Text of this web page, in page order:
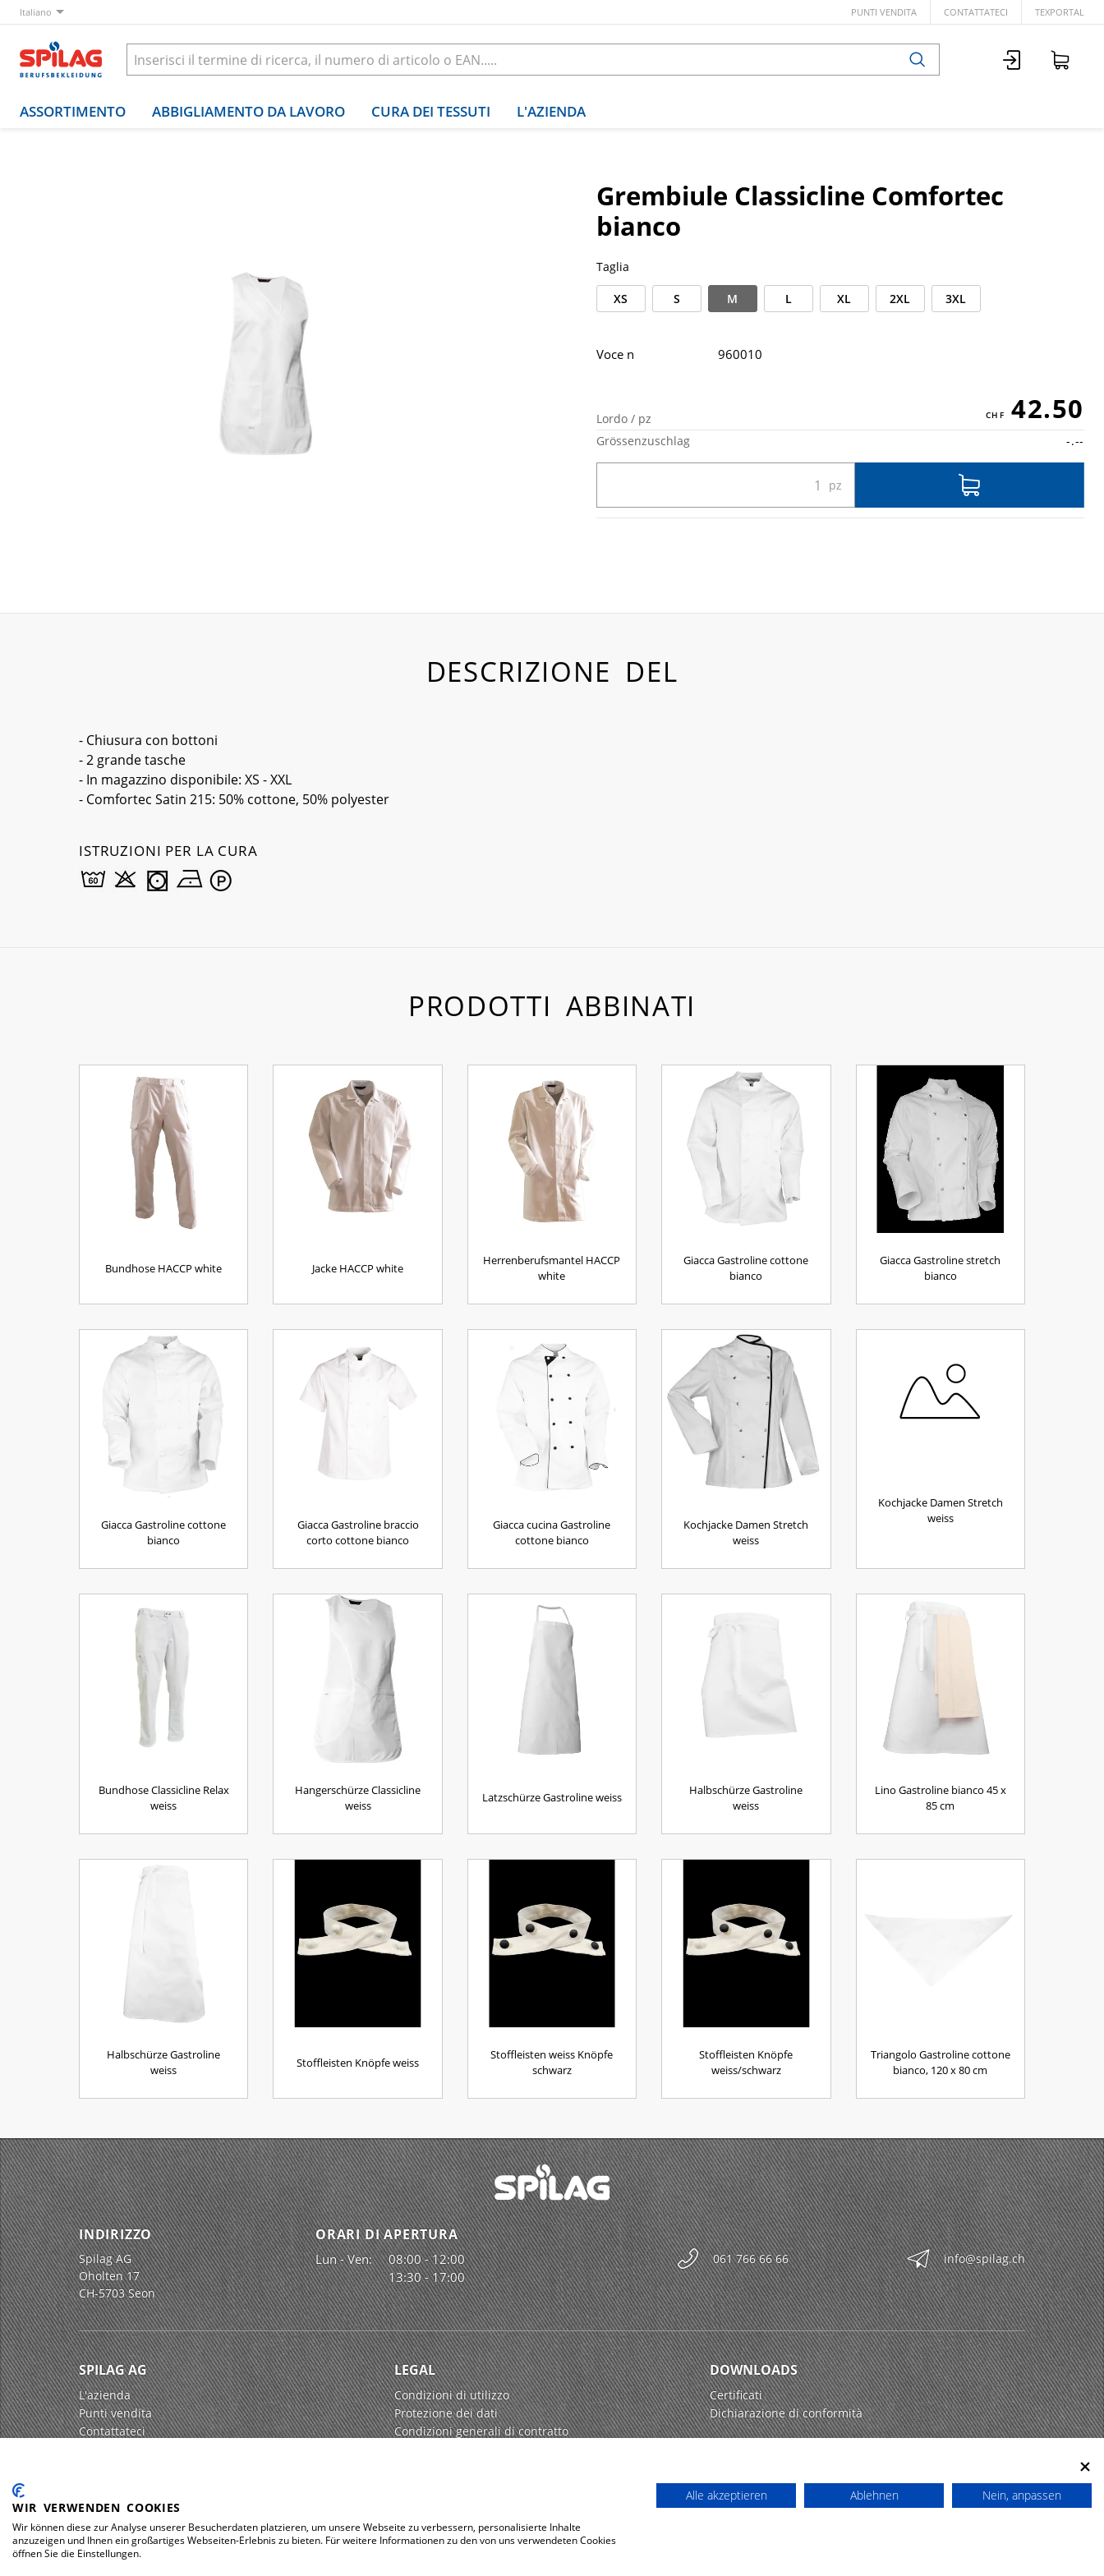
Italiano PUNTI VENDITA CONTATTATECI TEXPORTAL
ASSORTIMENTO ABBIGLIAMENTO DA LAVORO CURA DEI TESSUTI L'AZIENDA
Grembiule Classicline Comfortec
bianco
Taglia
XS S M L XL 2XL 3XL
Lordo / pz 42.50
Grössenzuschlag -.--
Voce n 960010
DESCRIZIONE DEL
- Chiusura con bottoni
- 2 grande tasche
- In magazzino disponibile: XS - XXL
- Comfortec Satin 215: 50% cottone, 50% polyester
ISTRUZIONI PER LA CURA
PRODOTTI ABBINATI
Bundhose HACCP white Jacke HACCP white
Herrenberufsmantel HACCP
white
Giacca Gastroline cottone
bianco
Giacca Gastroline stretch
bianco
Giacca Gastroline cottone
bianco
Giacca Gastroline braccio
corto cottone bianco
Giacca cucina Gastroline
cottone bianco
Kochjacke Damen Stretch
weiss
Kochjacke Damen Stretch
weiss
Bundhose Classicline Relax
weiss
Hangerschürze Classicline
weiss
Latzschürze Gastroline weiss
Halbschürze Gastroline
weiss
Lino Gastroline bianco 45 x
85 cm
Halbschürze Gastroline
weiss
Stoffleisten Knöpfe weiss
Stoffleisten weiss Knöpfe
schwarz
Stoffleisten Knöpfe
weiss/schwarz
Triangolo Gastroline cottone
bianco, 120 x 80 cm
INDIRIZZO
Spilag AG
Oholten 17
CH-5703 Seon
ORARI DI APERTURA
Lun - Ven:
08:00 - 12:00
13:30 - 17:00
061 766 66 66 info@spilag.ch
SPILAG AG
L'azienda
Punti vendita
Contattateci
LEGAL
Condizioni di utilizzo
Protezione dei dati
Condizioni generali di contratto
DOWNLOADS
Certificati
Dichiarazione di conformità
Impressum Protezione dei dati
© 2026 Spilag AG
WIR VERWENDEN COOKIES
Wir können diese zur Analyse unserer Besucherdaten platzieren, um unsere Webseite zu verbessern, personalisierte Inhalte
anzuzeigen und Ihnen ein großartiges Webseiten-Erlebnis zu bieten. Für weitere Informationen zu den von uns verwendeten Cookies
öffnen Sie die Einstellungen.
Alle akzeptieren Ablehnen Nein, anpassen